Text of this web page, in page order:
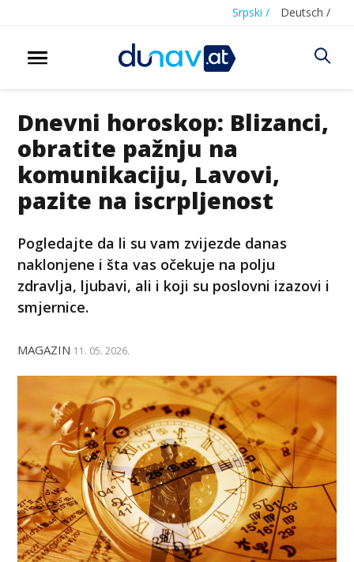
Srpski / Deutsch /
Dnevni horoskop: Blizanci,
obratite pažnju na
komunikaciju, Lavovi,
pazite na iscrpljenost
Pogledajte da li su vam zvijezde danas
naklonjene i šta vas očekuje na polju
zdravlja, ljubavi, ali i koji su poslovni izazovi i
smjernice.
MAGAZIN 11. 05. 2026.